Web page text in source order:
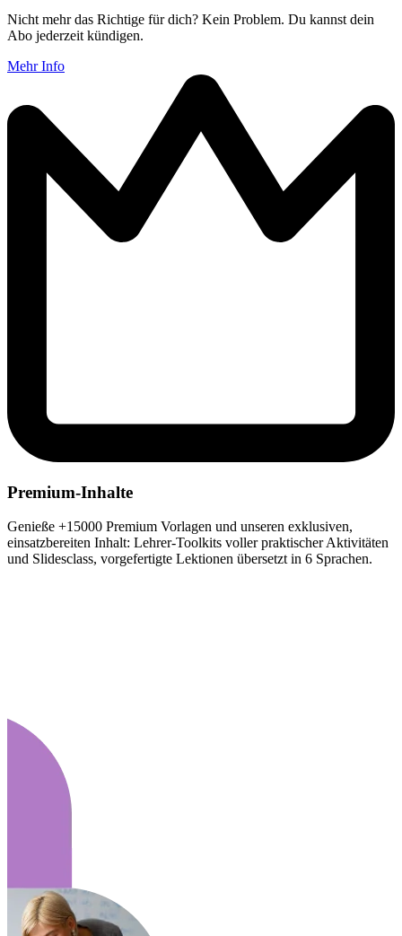
Nicht mehr das Richtige für dich? Kein Problem. Du kannst dein
Abo jederzeit kündigen.
Mehr Info
Premium-Inhalte
Genieße +15000 Premium Vorlagen und unseren exklusiven,
einsatzbereiten Inhalt: Lehrer-Toolkits voller praktischer Aktivitäten
und Slidesclass, vorgefertigte Lektionen übersetzt in 6 Sprachen.